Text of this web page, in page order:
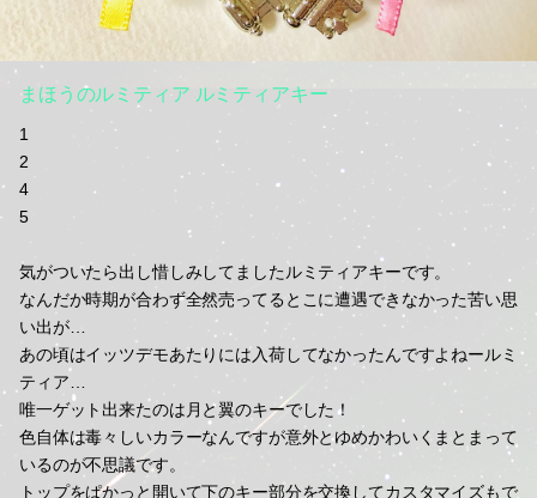
まほうのルミティア ルミティアキー
1
2
4
5
気がついたら出し惜しみしてましたルミティアキーです。
なんだか時期が合わず全然売ってるとこに遭遇できなかった苦い思
い出が…
あの頃はイッツデモあたりには入荷してなかったんですよねールミ
ティア…
唯一ゲット出来たのは月と翼のキーでした！
色自体は毒々しいカラーなんですが意外とゆめかわいくまとまって
いるのが不思議です。
トップをぱかっと開いて下のキー部分を交換してカスタマイズもで